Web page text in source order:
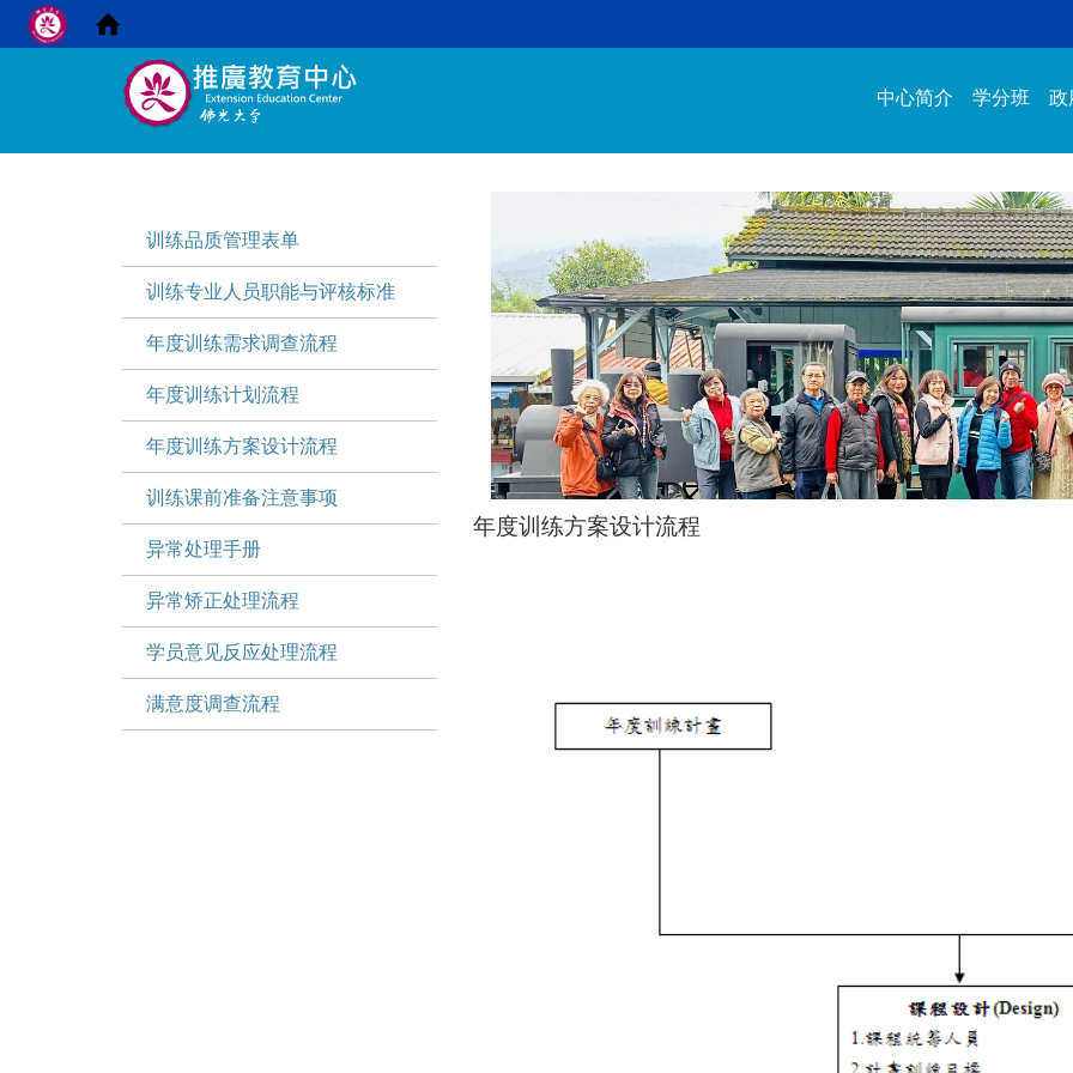
:::
中心简介
学分班 政
训练品质管理表单
训练专业人员职能与评核标准
年度训练需求调查流程
年度训练计划流程
年度训练方案设计流程
训练课前准备注意事项
异常处理手册
异常矫正处理流程
学员意见反应处理流程
满意度调查流程
年度训练方案设计流程